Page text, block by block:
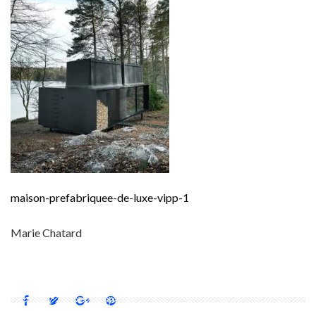
maison-prefabriquee-de-luxe-vipp-1
Marie Chatard